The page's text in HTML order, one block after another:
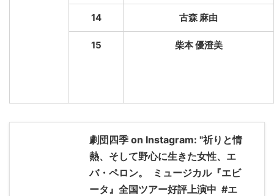
14 古森 麻由
15 柴本 優澄美
劇団四季 on Instagram: "祈りと情
熱、そして野心に生きた女性、エ
バ・ペロン。 ミュージカル『エビ
ータ』全国ツアー好評上演中 #エ